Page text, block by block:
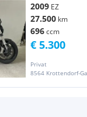
2009 EZ
27.500 km
696ccm
Privat
8564 Krottendorf-
€ 5.300